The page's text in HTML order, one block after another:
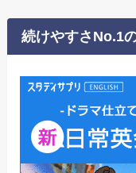
続けやすさNo.1